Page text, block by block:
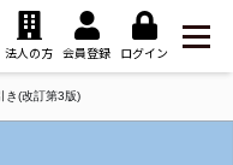
法人の方 会員登録 ログイン
き(改訂第3版)